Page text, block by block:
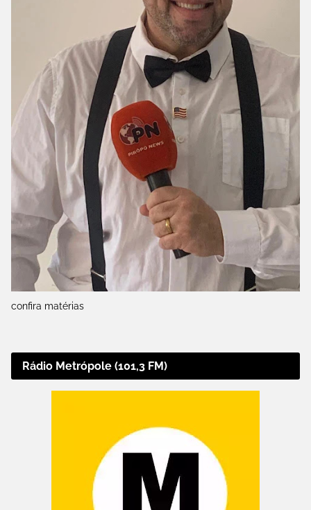
confira matérias
Rádio Metrópole (101,3 FM)